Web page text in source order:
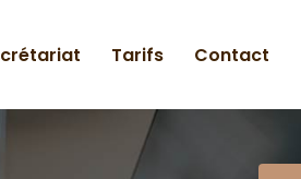
Tarifs Contact